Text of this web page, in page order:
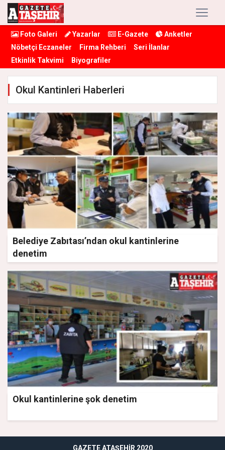
Foto Galeri Yazarlar E-Gazete
Anketler
Nöbetçi Eczaneler
Firma Rehberi
Seri İlanlar
Etkinlik Takvimi
Biyografiler
Okul Kantinleri Haberleri
Belediye Zabıtası’ndan okul kantinlerine
denetim
Okul kantinlerine şok denetim
GAZETE ATAŞEHIR 2020